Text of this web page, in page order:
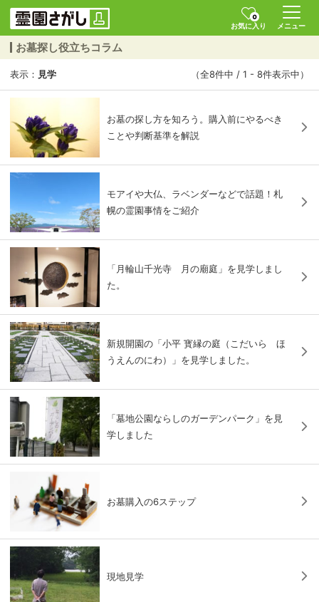
0
お気に入り
メニュー
お墓探し役立ちコラム
表示： 見学 （全8件中 / 1 - 8件表示中）
お墓の探し方を知ろう。購入前にやるべき
ことや判断基準を解説
モアイや大仏、ラベンダーなどで話題！札
幌の霊園事情をご紹介
「月輪山千光寺 月の廟庭」を見学しまし
た。
新規開園の「小平 寳縁の庭（こだいら ほ
うえんのにわ）」を見学しました。
「墓地公園ならしのガーデンパーク」を見
学しました
お墓購入の6ステップ
現地見学